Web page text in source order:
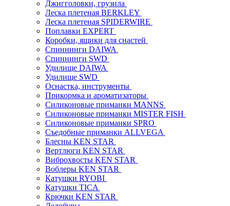
Джигголовки, грузила
Леска плетеная BERKLEY
Леска плетеная SPIDERWIRE
Поплавки EXPERT
Коробки, ящики для снастей
Спиннинги DAIWA
Спиннинги SWD
Удилище DAIWA
Удилище SWD
Оснастка, инструменты
Прикормка и ароматизаторы
Силиконовые приманки MANNS
Силиконовые приманки MISTER FISH
Силиконовые приманки SPRO
Съедобные приманки ALLVEGA
Блесны KEN STAR
Вертлюги KEN STAR
Виброхвосты KEN STAR
Воблеры KEN STAR
Катушки RYOBI
Катушки TICA
Крючки KEN STAR